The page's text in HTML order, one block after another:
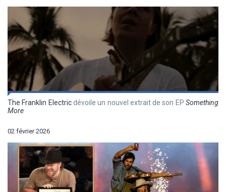
The Franklin Electricdévoile un nouvel extrait de son EPSomething
More
02 février 2026